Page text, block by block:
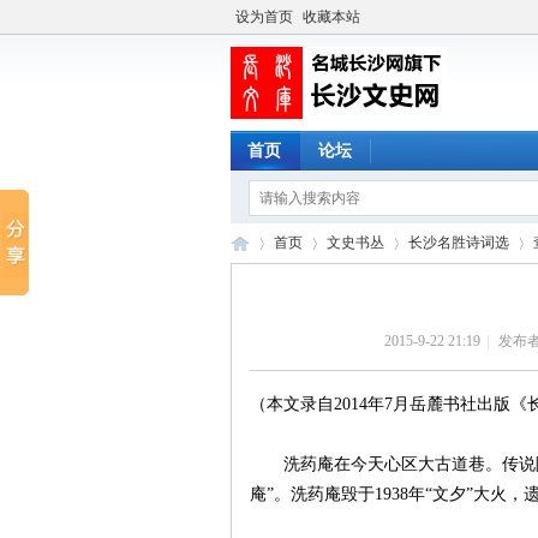
设为首页 收藏本站
首页 论坛
首页 文史书丛
›
长沙名胜诗词选
›
2015-9-22 21:19 发布
（本文录自2014年7月岳麓书社出版
洗药庵在今天心区大古道巷。传
庵”。洗药庵毁于1938年“文夕”大火，